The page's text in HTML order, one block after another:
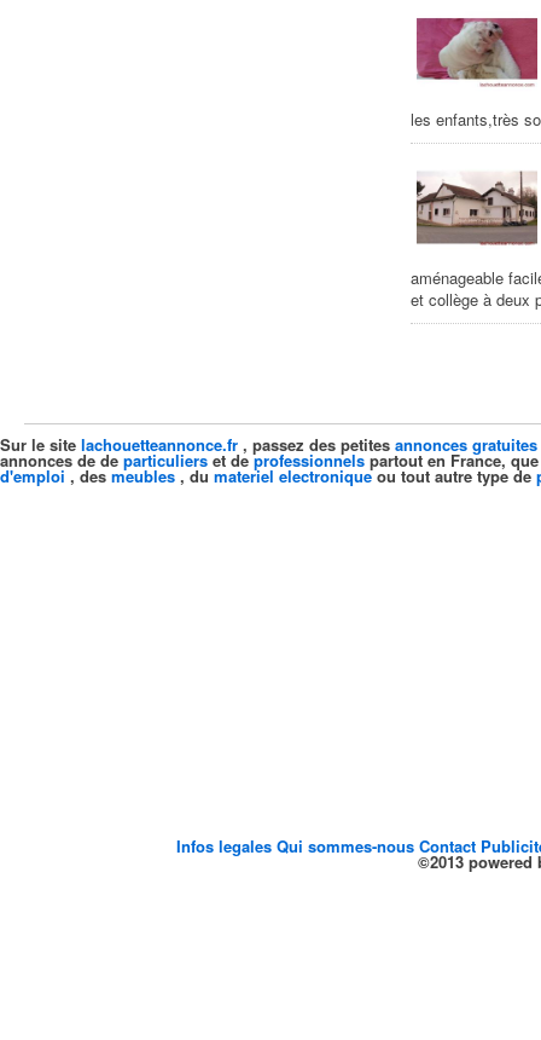
les enfants,très
aménageable
et collège à deux
Sur le site lachouetteannonce.fr , passez des petites annonces gratuites
annonces de de particuliers et deprofessionnels partout en France,
d'emploi , des meubles , du materiel electroniqueou tout autre type de
Infos legalesQui sommes-nousContact
©2013 powered